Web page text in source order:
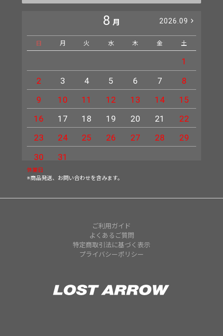
8 月 2026.09
日 月 火 水 木 金 土
1
2
3 4 5 6 7
8
9
10 11 12 13 14
15
16
17 18 19 20 21
22
23
24 25 26 27 28
29
30
31
休業日
※商品発送、お問い合わせを含みます。
ご利用ガイド
よくあるご質問
特定商取引法に基づく表示
プライバシーポリシー